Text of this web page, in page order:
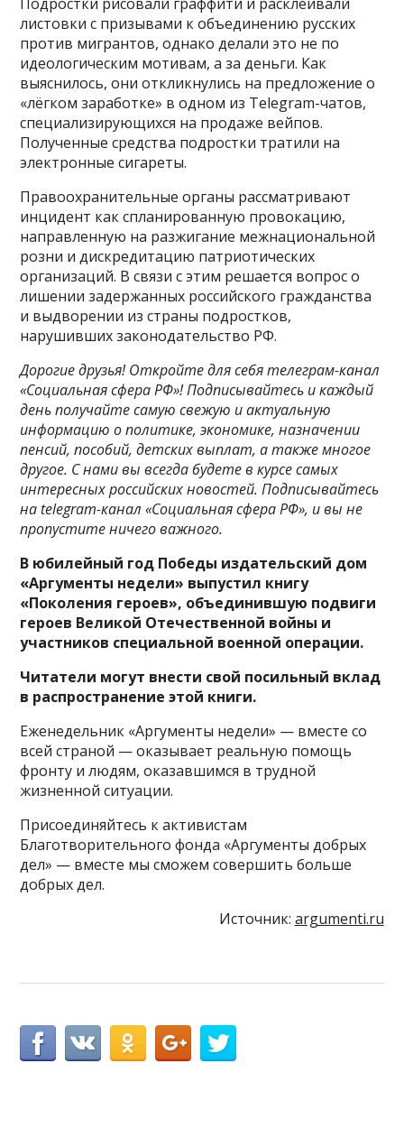
листовки с призывами к объединению русских
против мигрантов, однако делали это не по
идеологическим мотивам, а за деньги. Как
выяснилось, они откликнулись на предложение о
«лёгком заработке» в одном из Telegram-чатов,
специализирующихся на продаже вейпов.
Полученные средства подростки тратили на
электронные сигареты.
Правоохранительные органы рассматривают
инцидент как спланированную провокацию,
направленную на разжигание межнациональной
розни и дискредитацию патриотических
организаций. В связи с этим решается вопрос о
лишении задержанных российского гражданства
и выдворении из страны подростков,
нарушивших законодательство РФ.
Дорогие друзья! Откройте для себя телеграм-канал
«Социальная сфера РФ»! Подписывайтесь и каждый
день получайте самую свежую и актуальную
информацию о политике, экономике, назначении
пенсий, пособий, детских выплат, а также многое
другое. С нами вы всегда будете в курсе самых
интересных российских новостей. Подписывайтесь
на telegram-канал «Социальная сфера РФ», и вы не
пропустите ничего важного.
В юбилейный год Победы издательский дом
«Аргументы недели» выпустил книгу
«Поколения героев», объединившую подвиги
героев Великой Отечественной войны и
участников специальной военной операции.
Читатели могут внести свой посильный вклад
в распространение этой книги.
Еженедельник «Аргументы недели» — вместе со
всей страной — оказывает реальную помощь
фронту и людям, оказавшимся в трудной
жизненной ситуации.
Присоединяйтесь к активистам
Благотворительного фонда «Аргументы добрых
дел» — вместе мы сможем совершить больше
добрых дел.
Источник: argumenti.ru